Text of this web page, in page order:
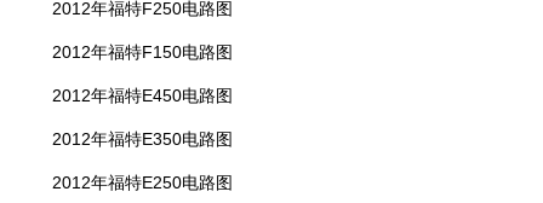
2012年福特F250电路图
2012年福特F150电路图
2012年福特E450电路图
2012年福特E350电路图
2012年福特E250电路图